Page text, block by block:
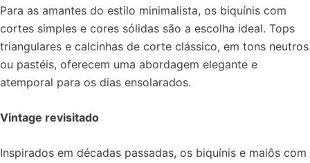
Para as amantes do estilo minimalista, os biquínis com
cortes simples e cores sólidas são a escolha ideal. Tops
triangulares e calcinhas de corte clássico, em tons neutros
ou pastéis, oferecem uma abordagem elegante e
atemporal para os dias ensolarados.
Vintage revisitado
Inspirados em décadas passadas, os biquínis e maiôs com